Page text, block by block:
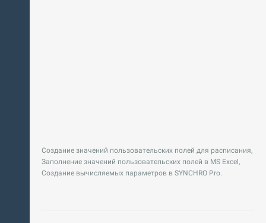
Создание значений пользовательских полей для расписания,
Заполнение значений пользовательских полей в MS Excel,
Создание вычисляемых параметров в SYNCHRO Pro.